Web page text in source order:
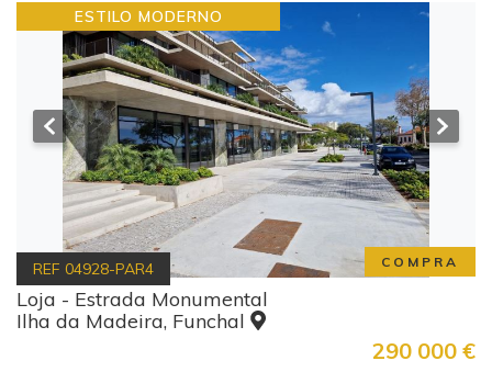
ESTILO MODERNO
COMPRA
REF 04928-PAR4
Loja - Estrada Monumental
Ilha da Madeira, Funchal
290 000 €